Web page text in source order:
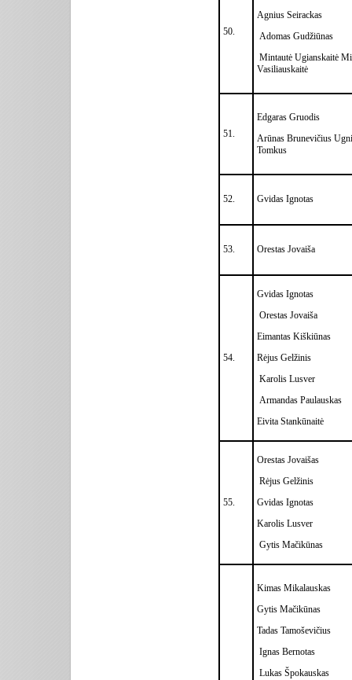
50.
Agnius Seirackas
Adomas Gudžiūnas
Mintautė Ugianskaitė
Vasiliauskaitė
51.
Edgaras Gruodis
Arūnas Brunevičius
Tomkus
52. Gvidas Ignotas
53. Orestas Jovaiša
54.
Gvidas Ignotas
Orestas Jovaiša
Eimantas Kiškiūnas
Rėjus Gelžinis
Karolis Lusver
Armandas Paulauskas
Eivita Stankūnaitė
55.
Orestas Jovaišas
Rėjus Gelžinis
Gvidas Ignotas
Karolis Lusver
Gytis Mačikūnas
Kimas Mikalauskas
Gytis Mačikūnas
Tadas Tamoševičius
Ignas Bernotas
Lukas Špokauskas